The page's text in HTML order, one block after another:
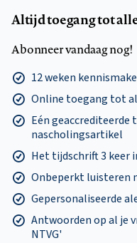
Altijd toegang tot
Abonneer vandaag nog!
12 weken
Online toegang tot
Eén geaccrediteerde
nascholingsartikel
Het tijdschrift 3 keer
Onbeperkt luisteren
Gepersonaliseerde
Antwoorden op al je
NTVG'